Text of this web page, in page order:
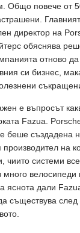
Общо повече от
Главният
директор на
обяснява
отново
си бизнес,
е въпросът
Fazua.
беше създадена
производител на
чиито системи
много велосипеди
яснота дали
съществува след